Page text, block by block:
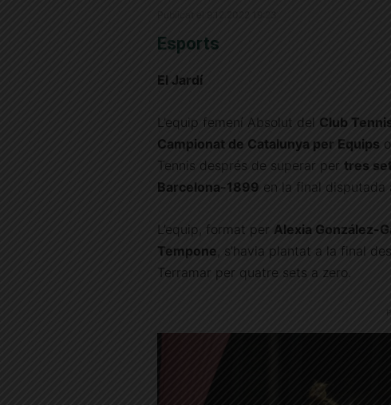
Esports
El Jardí
L’equip femení Absolut del Club
Campionat de Catalunya per Equips
Tennis després de superar per tres
Barcelona-1899 en la final disputada
L’equip, format per Alexia González-
Tempone , s’havia plantat a la final
Terramar per quatre sets a zero.